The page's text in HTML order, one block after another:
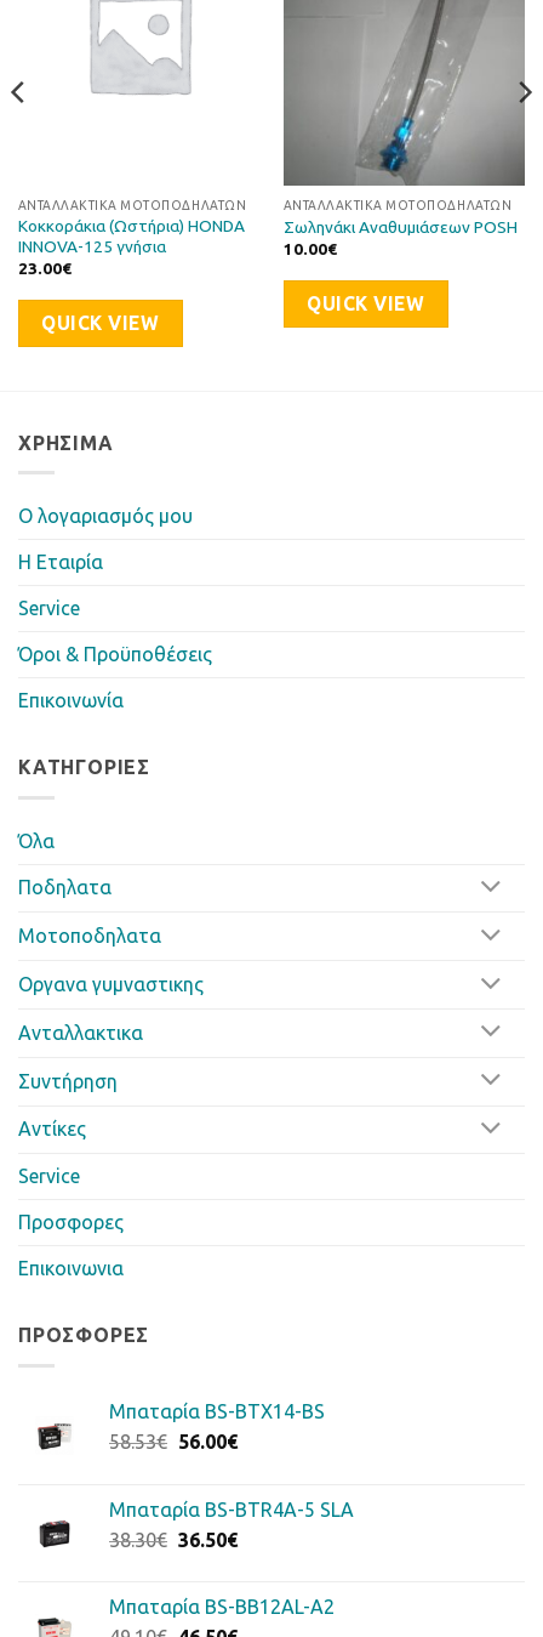
ΑΝΤΑΛΛΑΚΤΙΚΆ ΜΟΤΟΠΟΔΗΛΆΤΩΝ
Κοκκοράκια (Ωστήρια) HONDA
INNOVA-125 γνήσια
23.00€
QUICK VIEW
ΑΝΤΑΛΛΑΚΤΙΚΆ ΜΟΤΟΠΟΔΗΛΆΤΩΝ
Σωληνάκι Αναθυμιάσεων POSH
10.00€
QUICK VIEW
ΧΡΉΣΙΜΑ
Ο λογαριασμός μου
Η Eταιρία
Service
Όροι & Προϋποθέσεις
Επικοινωνία
ΚΑΤΗΓΟΡΊΕΣ
Όλα
Ποδηλατα
Μοτοποδηλατα
Οργανα γυμναστικης
Ανταλλακτικα
Συντήρηση
Αντίκες
Service
Προσφορες
Επικοινωνια
ΠΡΟΣΦΟΡΈΣ
Μπαταρία BS-BTX14-BS
58.53€ Original
58.53€.
56.00€Η
είναι:
56.00€.
Μπαταρία BS-BTR4A-5 SLA
38.30€ Original
38.30€.
36.50€Η
είναι:
Μπαταρία BS-BB12AL-A2